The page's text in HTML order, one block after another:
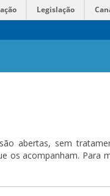
Legislação
abertas, sem
os acompanham. Para